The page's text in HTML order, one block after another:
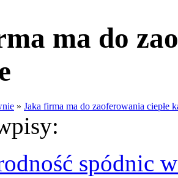
ma do
» Jaka firma ma do zaoferowania ciepłe
spódnic